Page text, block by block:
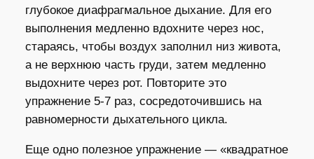
глубокое диафрагмальное дыхание. Для его
выполнения медленно вдохните через нос,
стараясь, чтобы воздух заполнил низ живота,
а не верхнюю часть груди, затем медленно
выдохните через рот. Повторите это
упражнение 5-7 раз, сосредоточившись на
равномерности дыхательного цикла.
Еще одно полезное упражнение — «квадратное